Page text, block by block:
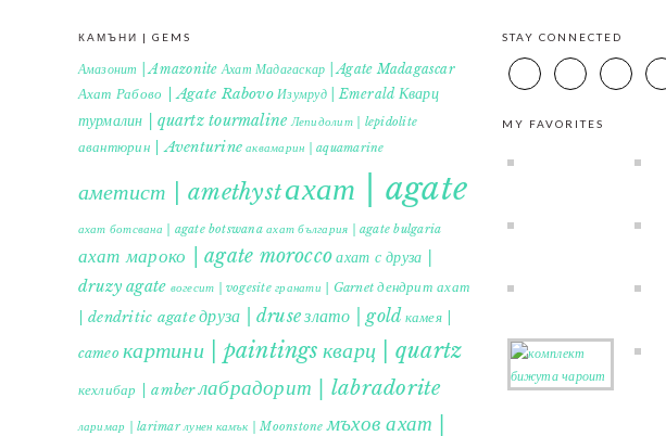
КАМЪНИ | GEMS
Амазонит | Amazonite Ахат Мадагаскар | Agate Madagascar
Ахат Рабово | Agate Rabovo Изумруд | Emerald Кварц
турмалин | quartz tourmaline Лепидолит | lepidolite
авантюрин | Aventurine аквамарин | aquamarine
аметист | amethystахат | agate
ахат ботсвана | agate botswana ахат българия | agate bulgaria
ахат мароко | agate moroccoахат с друза |
druzy agate вогесит | vogesite гранати | Garnet дендрит ахат
| dendritic agateдруза | druseзлато | gold камея |
cameo картини | paintings кварц | quartz
кехлибар | amberлабрадорит | labradorite
ларимар | larimar лунен камък | Moonstone мъхов ахат |
STAY CONNECTED
MY FAVORITES